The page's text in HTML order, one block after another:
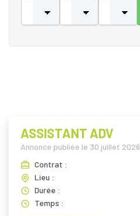
ASSISTANT ADV
Annonce publiée le 30 juillet 2026
Contrat :
Lieu :
Durée :
Temps :